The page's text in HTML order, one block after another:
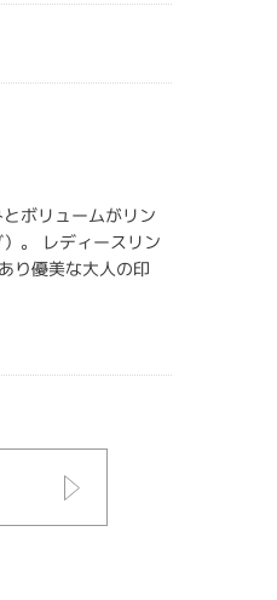
ボリュームがリン
。 レディースリン
り優美な大人の印